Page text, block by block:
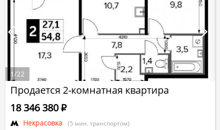
Продается 2-комнатная квартира
Некрасовка (5 мин. транспортом)
18 346 380Р
1/22